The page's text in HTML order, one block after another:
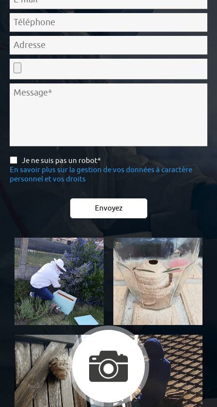
Je ne suis pas un robot*
En savoir plus sur la gestion de vos données à caractère
personnel et vos droits
Envoyez